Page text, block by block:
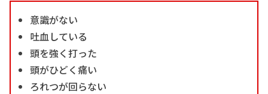
意識がない
吐血している
頭を強く打った
頭がひどく痛い
ろれつが回らない